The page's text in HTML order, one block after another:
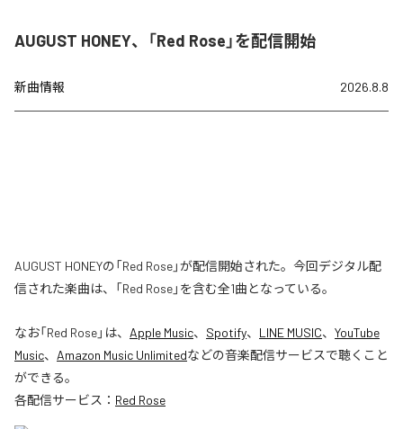
AUGUST HONEY、「Red Rose」を配信開始
新曲情報 2026.8.8
AUGUST HONEYの「Red Rose」が配信開始された。今回デジタル配
信された楽曲は、「Red Rose」を含む全1曲となっている。
なお「Red Rose」は、 Apple Music、 Spotify、 LINE MUSIC、 YouTube
Music、 Amazon Music Unlimitedなどの音楽配信サービスで聴くこと
ができる。
各配信サービス： Red Rose